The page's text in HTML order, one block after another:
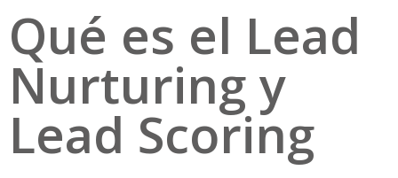
Qué es el Lead
Nurturing y
Lead Scoring